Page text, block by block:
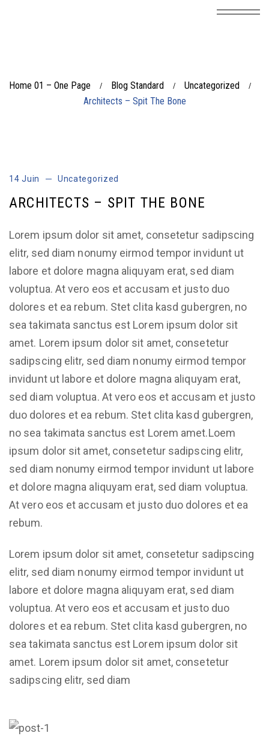
Home 01 – One Page / Blog Standard / Uncategorized /
Architects – Spit The Bone
audio
14 Juin Uncategorized
ARCHITECTS – SPIT THE BONE
Lorem ipsum dolor sit amet, consetetur sadipscing
elitr, sed diam nonumy eirmod tempor invidunt ut
labore et dolore magna aliquyam erat, sed diam
voluptua. At vero eos et accusam et justo duo
dolores et ea rebum. Stet clita kasd gubergren, no
sea takimata sanctus est Lorem ipsum dolor sit
amet. Lorem ipsum dolor sit amet, consetetur
sadipscing elitr, sed diam nonumy eirmod tempor
invidunt ut labore et dolore magna aliquyam erat,
sed diam voluptua. At vero eos et accusam et justo
duo dolores et ea rebum. Stet clita kasd gubergren,
no sea takimata sanctus est Lorem amet.Loem
ipsum dolor sit amet, consetetur sadipscing elitr,
sed diam nonumy eirmod tempor invidunt ut labore
et dolore magna aliquyam erat, sed diam voluptua.
At vero eos et accusam et justo duo dolores et ea
rebum.
Lorem ipsum dolor sit amet, consetetur sadipscing
elitr, sed diam nonumy eirmod tempor invidunt ut
labore et dolore magna aliquyam erat, sed diam
voluptua. At vero eos et accusam et justo duo
dolores et ea rebum. Stet clita kasd gubergren, no
sea takimata sanctus est Lorem ipsum dolor sit
amet. Lorem ipsum dolor sit amet, consetetur
sadipscing elitr, sed diam